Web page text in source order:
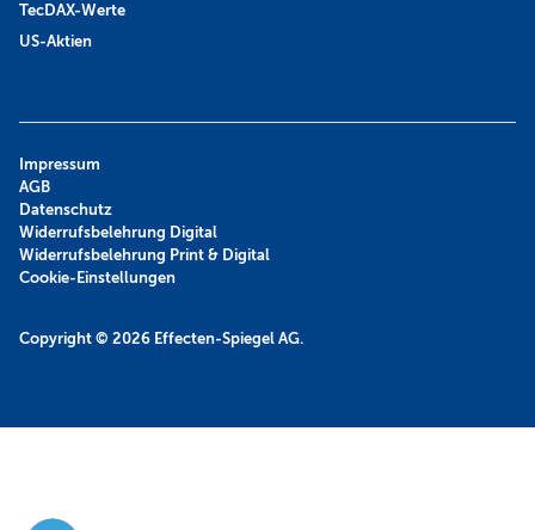
TecDAX-Werte
US-Aktien
Copyright © 2026 Effecten-Spiegel AG.
Impressum
AGB
Datenschutz
Widerrufsbelehrung Digital
Widerrufsbelehrung Print & Digital
Cookie-Einstellungen